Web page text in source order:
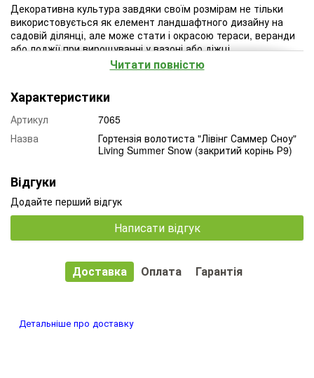
Декоративна культура завдяки своїм розмірам не тільки
використовується як елемент ландшафтного дизайну на
садовій ділянці, але може стати і окрасою тераси, веранди
або лоджії при вирощуванні у вазоні або діжці.
Читати повністю
Характеристики
Артикул
7065
Назва
Гортензія волотиста "Лівінг Саммер Сноу"
Living Summer Snow (закритий корінь Р9)
Відгуки
Додайте перший відгук
Написати відгук
Доставка Оплата Гарантія
Детальніше про доставку